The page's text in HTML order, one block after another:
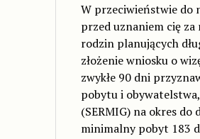
W przeciwieństwie do
przed uznaniem cię
rodzin planujących
złożenie wniosku o
zwykłe 90 dni
pobytu i
(SERMIG) na okres
minimalny pobyt 183